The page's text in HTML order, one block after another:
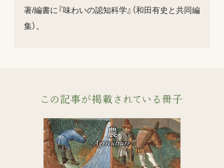
著/編書に『味わいの認知科学』（和田有史と共同編
集）。